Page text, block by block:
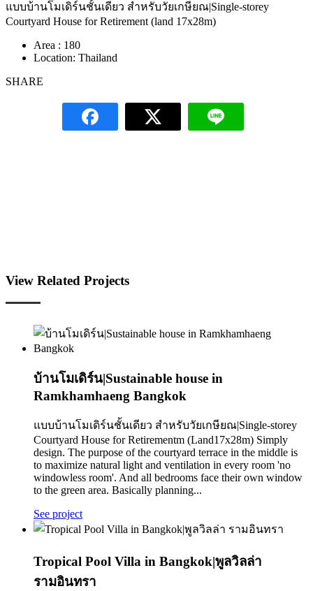
แบบบ้านโมเดิร์นชั้นเดียว สำหรับวัยเกษียณ|Single-storey
Courtyard House for Retirement (land 17x28m)
Area : 180
Location: Thailand
SHARE
View Related Projects
บ้านโมเดิร์น|Sustainable house in
Ramkhamhaeng Bangkok
แบบบ้านโมเดิร์นชั้นเดียว สำหรับวัยเกษียณ|Single-storey
Courtyard House for Retirementm (Land17x28m) Simply
design. The purpose of the courtyard terrace in the middle is
to maximize natural light and ventilation in every room 'no
windowless room'. And all bedrooms face their own window
to the green area. Basically planning...
See project
Tropical Pool Villa in Bangkok|พูลวิลล่า
รามอินทรา